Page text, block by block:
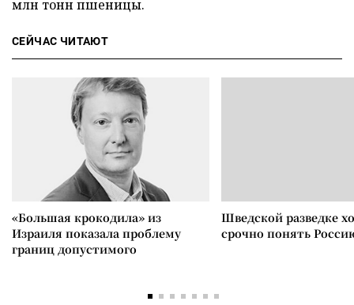
млн тонн пшеницы.
СЕЙЧАС ЧИТАЮТ
«Большая крокодила» из
Израиля показала проблему
границ допустимого
Шведской разведке
срочно понять